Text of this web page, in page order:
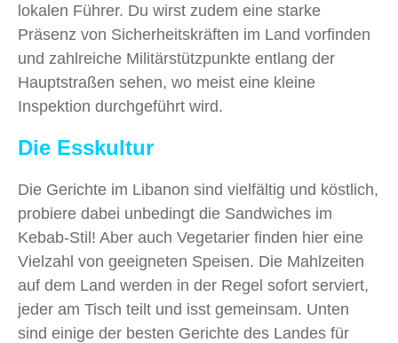
lokalen Führer. Du wirst zudem eine starke
Präsenz von Sicherheitskräften im Land vorfinden
und zahlreiche Militärstützpunkte entlang der
Hauptstraßen sehen, wo meist eine kleine
Inspektion durchgeführt wird.
Die Esskultur
Die Gerichte im Libanon sind vielfältig und köstlich,
probiere dabei unbedingt die Sandwiches im
Kebab-Stil! Aber auch Vegetarier finden hier eine
Vielzahl von geeigneten Speisen. Die Mahlzeiten
auf dem Land werden in der Regel sofort serviert,
jeder am Tisch teilt und isst gemeinsam. Unten
sind einige der besten Gerichte des Landes für